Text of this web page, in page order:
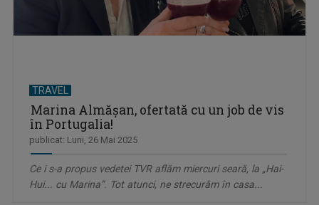
TRAVEL
Marina Almăşan, ofertată cu un job de vis
în Portugalia!
publicat: Luni, 26 Mai 2025
Ce i s-a propus vedetei TVR aflăm miercuri seară, la „Hai-
Hui... cu Marina”. Tot atunci, ne strecurăm în casa...